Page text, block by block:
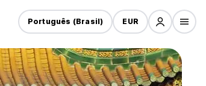
Português (Brasil) EUR